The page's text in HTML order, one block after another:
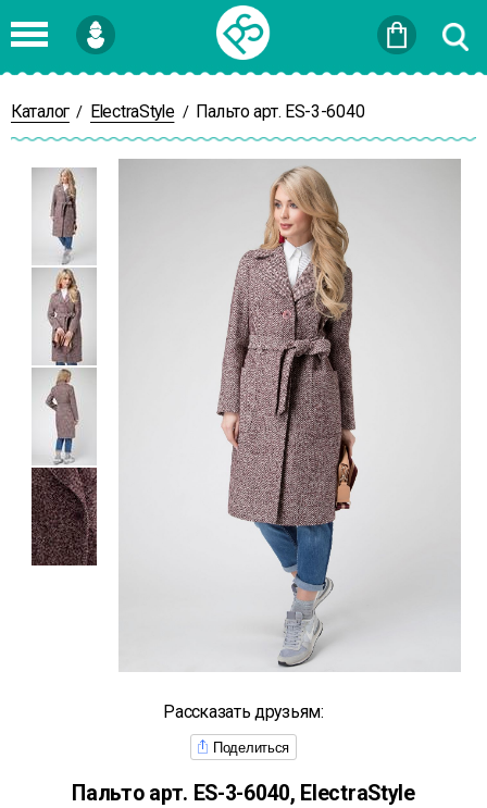
Войти
Каталог / ElectraStyle / Пальто арт. ES-3-6040
Рассказать друзьям:
Поделиться
Пальто арт. ES-3-6040, ElectraStyle